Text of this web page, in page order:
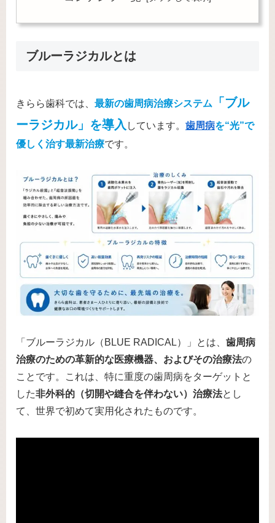
ブルーラジカルとは
きらら歯科では、 最新の歯周病治療システム
「ブル
ーラジカル」を導入 しています。 歯周病を“光”で
優しく治す最新治療です。
「ブルーラジカル（BLUE RADICAL）」とは、 歯周病
治療のための革新的な医療機器、およびその治療法の
ことです。これは、特に重度の歯周病をターゲットと
した非外科的（切開や縫合を伴わない）治療法とし
て、世界で初めて実用化されたものです。